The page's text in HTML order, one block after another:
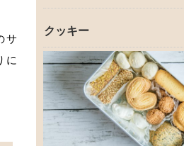
サ
に
クッキー